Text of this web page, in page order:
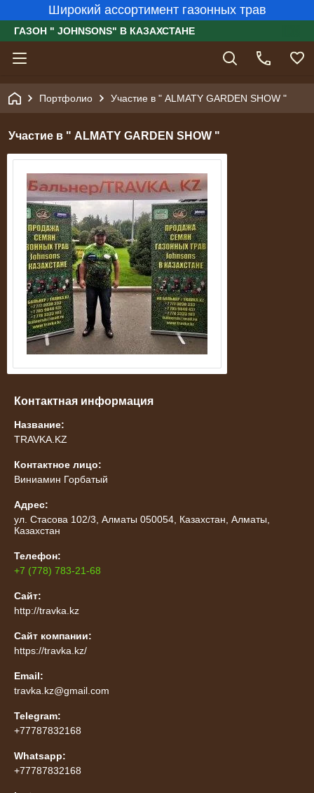
Широкий ассортимент газонных трав
ГАЗОН " JOHNSONS" В КАЗАХСТАНЕ
Портфолио Участие в " ALMATY GARDEN SHOW "
Участие в " ALMATY GARDEN SHOW "
Контактная информация
Название:
TRAVKA.KZ
Контактное лицо:
Виниамин Горбатый
Адрес:
ул. Стасова 102/3, Алматы 050054, Казахстан, Алматы,
Казахстан
Телефон:
+7 (778) 783-21-68
Сайт:
http://travka.kz
Сайт компании:
https://travka.kz/
Email:
travka.kz@gmail.com
Telegram:
+77787832168
Whatsapp:
+77787832168